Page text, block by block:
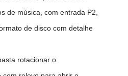
de música, com entrada P2,
de disco com detalhe
rotacionar o